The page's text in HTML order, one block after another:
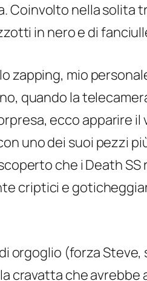
nella solita
in nero e di
zapping, mio
quando la
ecco apparire
uno dei suoi pezzi
che i Death
criptici e
orgoglio (forza
che avrebbe